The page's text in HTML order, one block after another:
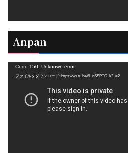
Anpan
Code 150: Unknown error.
ファイルをダウンロード: https://youtu.be/6l_nSSPTQ_k?_=2